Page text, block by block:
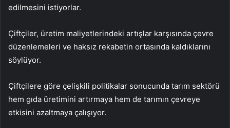
edilmesini istiyorlar.
Çiftçiler, üretim maliyetlerindeki artışlar karşısında çevre
düzenlemeleri ve haksız rekabetin ortasında kaldıklarını
söylüyor.
Çiftçilere göre çelişkili politikalar sonucunda tarım sektörü
hem gıda üretimini artırmaya hem de tarımın çevreye
etkisini azaltmaya çalışıyor.